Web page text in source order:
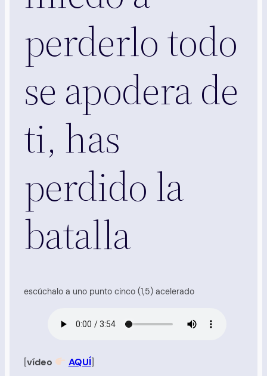
perderlo todo
se apodera de
ti, has
perdido la
batalla
escúchalo a uno punto cinco (1,5) acelerado
[vídeo AQUÍ]